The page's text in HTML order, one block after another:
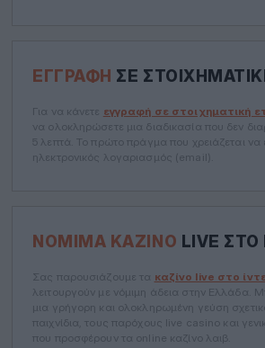
ΕΓΓΡΑΦΉ ΣΕ
Για να κάνετε εγγραφή σε στοιχηματική
να ολοκληρώσετε μια διαδικασία που δεν
5 λεπτά. Το πρώτο πράγμα που χρειάζεται να
ηλεκτρονικός λογαριασμός (email).
ΝΌΜΙΜΑ ΚΑΖΊΝΟ LIVE
Σας παρουσιάζουμε τα καζίνο live στο
λειτουργούν με νόμιμη άδεια στην Ελλάδα.
μια γρήγορη και ολοκληρωμένη γεύση
παιχνίδια, τους παρόχους live casino και
που προσφέρουν τα online καζίνο λαιβ.